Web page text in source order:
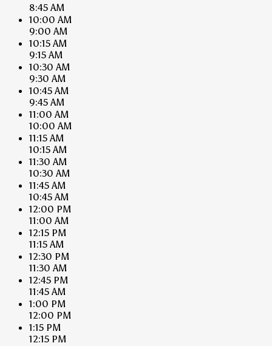
8:45 AM
10:00 AM
9:00 AM
10:15 AM
9:15 AM
10:30 AM
9:30 AM
10:45 AM
9:45 AM
11:00 AM
10:00 AM
11:15 AM
10:15 AM
11:30 AM
10:30 AM
11:45 AM
10:45 AM
12:00 PM
11:00 AM
12:15 PM
11:15 AM
12:30 PM
11:30 AM
12:45 PM
11:45 AM
1:00 PM
12:00 PM
1:15 PM
12:15 PM